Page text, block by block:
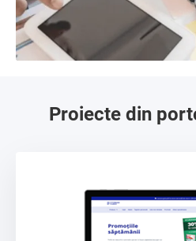
Proiecte din